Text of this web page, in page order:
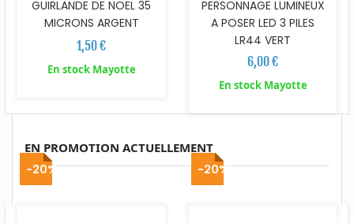
GUIRLANDE DE NOEL 35
MICRONS ARGENT
1,50 €
En stock Mayotte
PERSONNAGE LUMINEUX
A POSER LED 3 PILES
LR44 VERT
6,00 €
En stock Mayotte
EN PROMOTION ACTUELLEMENT
-20%
-20%